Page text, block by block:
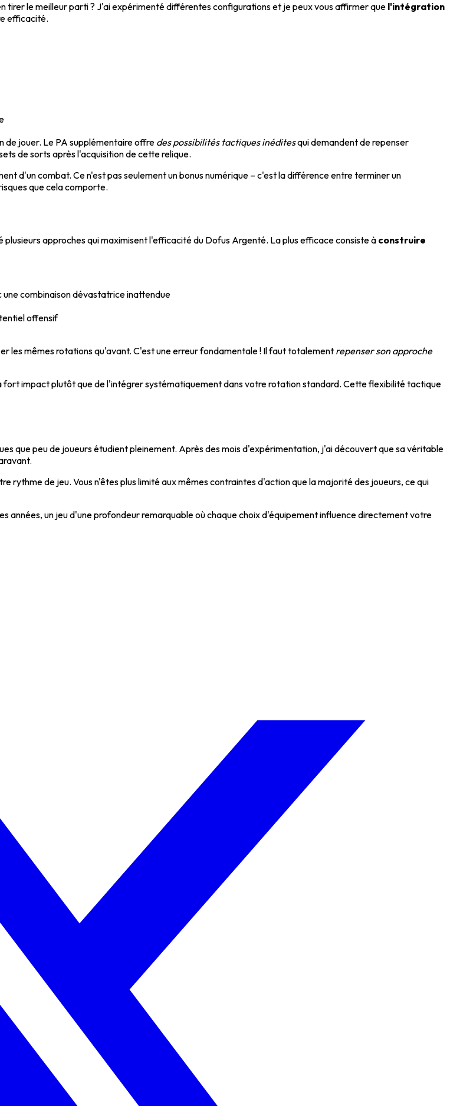
tirer le meilleur parti ? J'ai expérimenté différentes configurations et je peux vous affirmer que l'intégration
efficacité.
de jouer. Le PA supplémentaire offre des possibilités tactiques inéditesqui demandent de repenser
de sorts après l'acquisition de cette relique.
d'un combat. Ce n'est pas seulement un bonus numérique – c'est la différence entre terminer un
que cela comporte.
approches qui maximisent l'efficacité du Dofus Argenté. La plus efficace consiste à construire
une combinaison dévastatrice inattendue
offensif
les mêmes rotations qu'avant. C'est une erreur fondamentale ! Il faut totalement repenser son approche
impact plutôt que de l'intégrer systématiquement dans votre rotation standard. Cette flexibilité tactique
que peu de joueurs étudient pleinement. Après des mois d'expérimentation, j'ai découvert que sa véritable
de jeu. Vous n'êtes plus limité aux mêmes contraintes d'action que la majorité des joueurs, ce qui
années, un jeu d'une profondeur remarquable où chaque choix d'équipement influence directement votre